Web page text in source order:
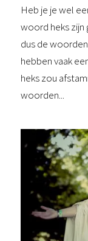
Heb je je wel
woord heks zijn
dus de
hebben vaak
heks zou
woorden...